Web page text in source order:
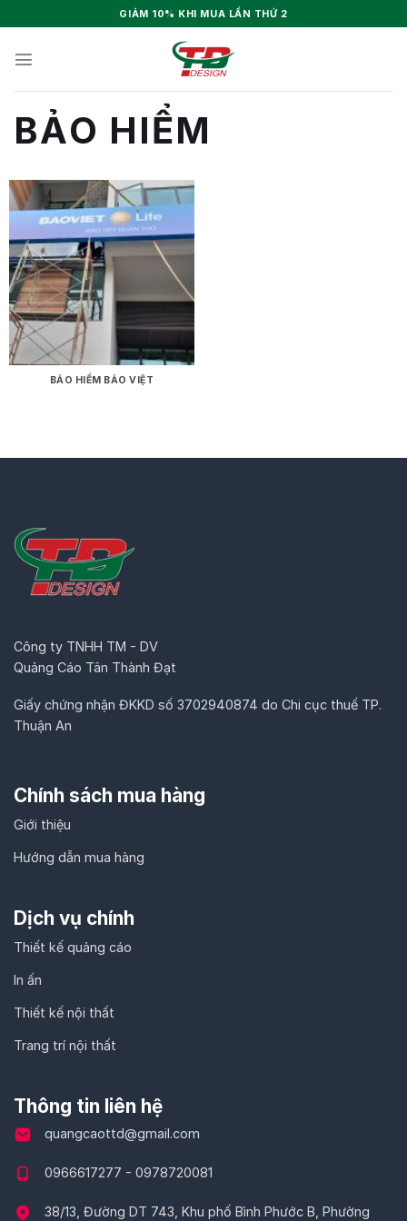
to
content
GIẢM 10% KHI MUA LẦN THỨ 2
BẢO HIỂM
BẢO HIỂM BẢO VIỆT
Công ty TNHH TM - DV
Quảng Cáo Tân Thành Đạt
Giấy chứng nhận ĐKKD số 3702940874 do Chi cục thuế TP.
Thuận An
Chính sách mua hàng
Giới thiệu
Hướng dẫn mua hàng
Dịch vụ chính
Thiết kế quảng cáo
In ấn
Thiết kế nội thất
Trang trí nội thất
Thông tin liên hệ
quangcaottd@gmail.com
0966617277 - 0978720081
38/13, Đường DT 743, Khu phố Bình Phước B, Phường